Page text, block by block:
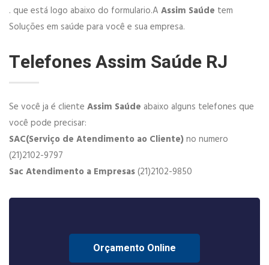
. que está logo abaixo do formulario.A Assim Saúde tem
Soluções em saúde para você e sua empresa.
Telefones Assim Saúde RJ
Se você ja é cliente Assim Saúde abaixo alguns telefones que
você pode precisar:
SAC(Serviço de Atendimento ao Cliente)no numero
(21)2102-9797
Sac Atendimento a Empresas (21)2102-9850
Orçamento Online